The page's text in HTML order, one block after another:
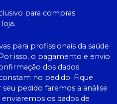
para compras
para profissionais da saúde
isso, o pagamento e envio
dos dados
no pedido. Fique
pedido faremos a análise
os dados de